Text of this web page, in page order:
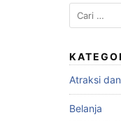
Cari
untuk:
Atraksi
Belanja